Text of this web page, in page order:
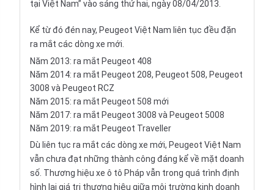
tại Việt Nam” vào sáng thứ hai, ngày 08/04/2013.
Kể từ đó đén nay, Peugeot Việt Nam liên tục đều đặn
ra mắt các dòng xe mới.
Năm 2013: ra mắt Peugeot 408
Năm 2014: ra mắt Peugeot 208, Peugeot 508, Peugeot
3008 và Peugeot RCZ
Năm 2015: ra mắt Peugeot 508 mới
Năm 2017: ra mắt Peugeot 3008 và Peugeot 5008
Năm 2019: ra mắt Peugeot Traveller
Dù liên tục ra mắt các dòng xe mới, Peugeot Việt Nam
vẫn chưa đạt những thành công đáng kể về mặt doanh
số. Thương hiệu xe ô tô Pháp vẫn trong quá trình định
hình lại giá trị thương hiệu giữa môi trường kinh doanh